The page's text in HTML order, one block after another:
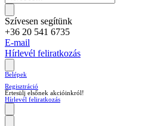
Szívesen segítünk
+36 20 541 6735
E-mail
Hírlevél feliratkozás
Belépek
Regisztráció
Értesülj elsőnek akcióinkról!
Hírlevél feliratkozás